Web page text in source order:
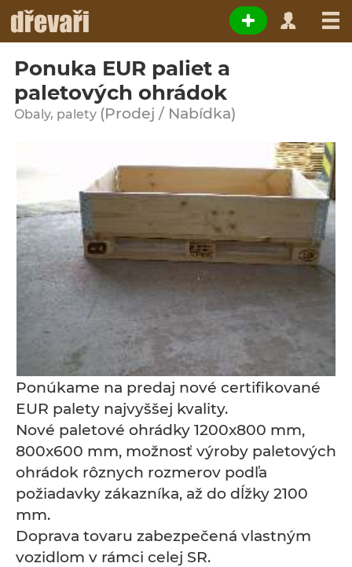
Ponuka EUR paliet a
paletových ohrádok
Obaly, palety (Prodej / Nabídka)
Ponúkame na predaj nové certifikované
EUR palety najvyššej kvality.
Nové paletové ohrádky 1200x800 mm,
800x600 mm, možnosť výroby paletových
ohrádok rôznych rozmerov podľa
požiadavky zákazníka, až do dĺžky 2100
mm.
Doprava tovaru zabezpečená vlastným
vozidlom v rámci celej SR.